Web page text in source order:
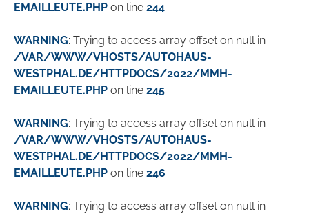
EMAILLEUTE.PHP on line 244
WARNING: Trying to access array offset on null in
/VAR/WWW/VHOSTS/AUTOHAUS-
WESTPHAL.DE/HTTPDOCS/2022/MMH-
EMAILLEUTE.PHP on line 245
WARNING: Trying to access array offset on null in
/VAR/WWW/VHOSTS/AUTOHAUS-
WESTPHAL.DE/HTTPDOCS/2022/MMH-
EMAILLEUTE.PHP on line 246
WARNING: Trying to access array offset on null in